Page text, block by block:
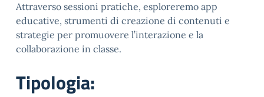
Attraverso sessioni pratiche, esploreremo app
educative, strumenti di creazione di contenuti e
strategie per promuovere l’interazione e la
collaborazione in classe.
Tipologia: